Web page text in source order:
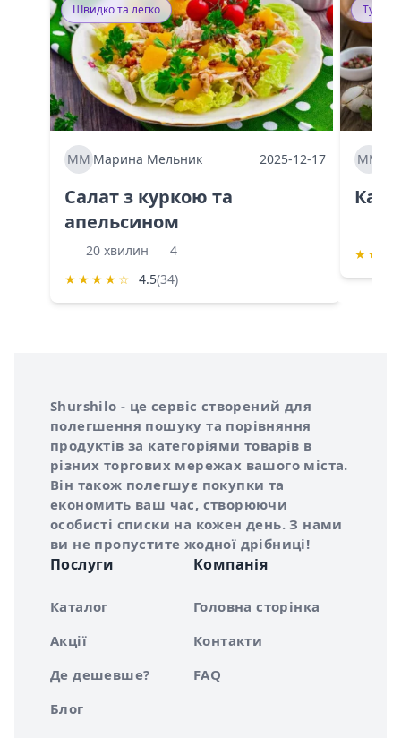
Швидко та легко
ММ Марина Мельник 2025-12-17
Салат з куркою та
апельсином
20 хвилин
4
★ ★ ★ ★ ☆ 4.5(34)
ММ
★ ★
Про сервіс Shurshilo
Shurshilo - це сервіс створений для
полегшення пошуку та порівняння
продуктів за категоріями товарів в
різних торгових мережах вашого міста.
Він також полегшує покупки та
економить ваш час, створюючи
особисті списки на кожен день. З нами
ви не пропустите жодної дрібниці!
Послуги
Каталог
Акції
Де дешевше?
Блог
Компанія
Головна сторінка
Контакти
FAQ